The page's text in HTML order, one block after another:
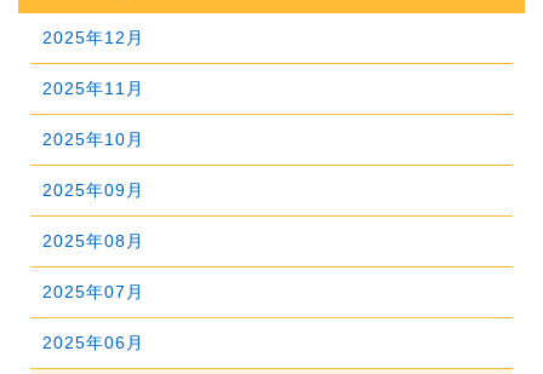
2026年07月
2026年06月
2026年05月
2026年04月
2026年03月
2026年02月
2026年01月
2025年12月
2025年11月
2025年10月
2025年09月
2025年08月
2025年07月
2025年06月